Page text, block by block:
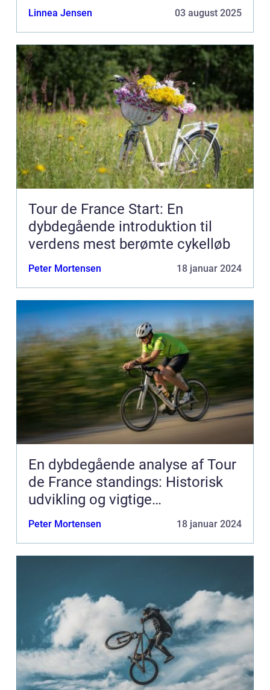
Linnea Jensen 03 august 2025
Tour de France Start: En
dybdegående introduktion til
verdens mest berømte cykelløb
Peter Mortensen 18 januar 2024
En dybdegående analyse af Tour
de France standings: Historisk
udvikling og vigtige
informationer
Peter Mortensen 18 januar 2024